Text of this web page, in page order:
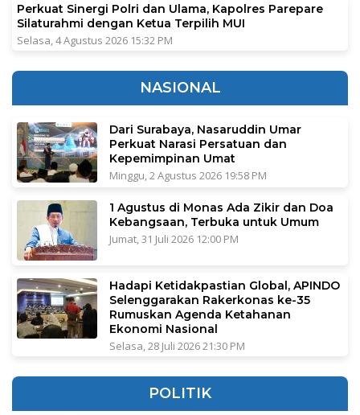
Perkuat Sinergi Polri dan Ulama, Kapolres Parepare
Silaturahmi dengan Ketua Terpilih MUI
Selasa, 4 Agustus 2026 15:32 PM
NASIONAL
Dari Surabaya, Nasaruddin Umar
Perkuat Narasi Persatuan dan
Kepemimpinan Umat
Minggu, 2 Agustus 2026 19:58 PM
1 Agustus di Monas Ada Zikir dan Doa
Kebangsaan, Terbuka untuk Umum
Jumat, 31 Juli 2026 12:00 PM
Hadapi Ketidakpastian Global, APINDO
Selenggarakan Rakerkonas ke-35
Rumuskan Agenda Ketahanan
Ekonomi Nasional
Selasa, 28 Juli 2026 21:30 PM
POLITIK